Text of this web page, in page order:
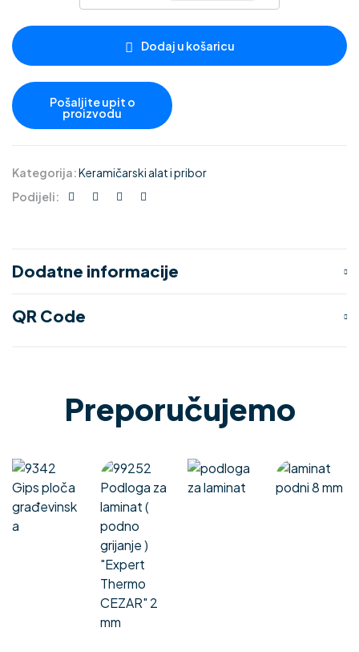
Dodaj u košaricu
Kategorija:Keramičarski alat i pribor
Podijeli:
Dodatne informacije
QR Code
Preporučujemo